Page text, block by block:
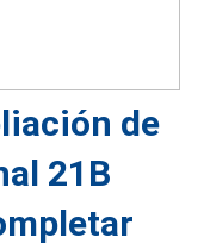
de
21B